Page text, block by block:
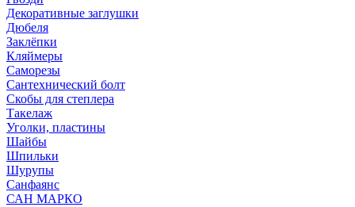
Декоративные заглушки
Дюбеля
Заклёпки
Кляймеры
Саморезы
Сантехнический болт
Скобы для степлера
Такелаж
Уголки, пластины
Шайбы
Шпильки
Шурупы
Санфаянс
САН МАРКО